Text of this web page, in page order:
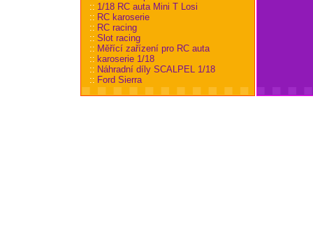
:: 1/18 RC auta Mini T Losi
:: RC karoserie
:: RC racing
:: Slot racing
:: Měřící zařízení pro RC auta
:: karoserie 1/18
:: Náhradní díly SCALPEL 1/18
:: Ford Sierra